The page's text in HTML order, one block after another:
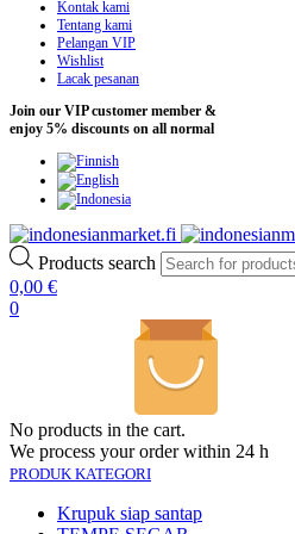
Kontak kami
Tentang kami
Pelangan VIP
Wishlist
Lacak pesanan
Join our VIP customer member &
enjoy 5% discounts on all normal
Products search
0,00 €
0
No products in the cart.
We process your order within 24 h
PRODUK KATEGORI
Krupuk siap santap